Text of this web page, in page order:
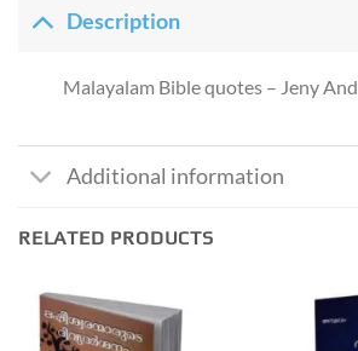
Description
Malayalam Bible quotes – Jeny
Additional information
RELATED PRODUCTS